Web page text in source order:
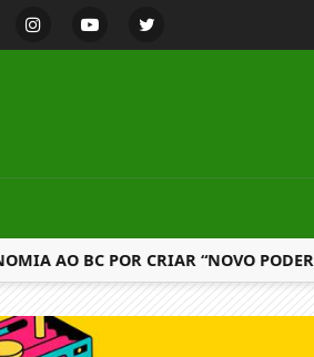
AO BC POR CRIAR “NOVO PODER"